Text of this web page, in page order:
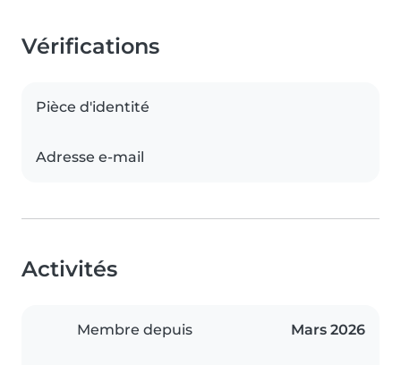
Vérifications
Pièce d'identité
Adresse e-mail
Activités
Membre depuis Mars 2026